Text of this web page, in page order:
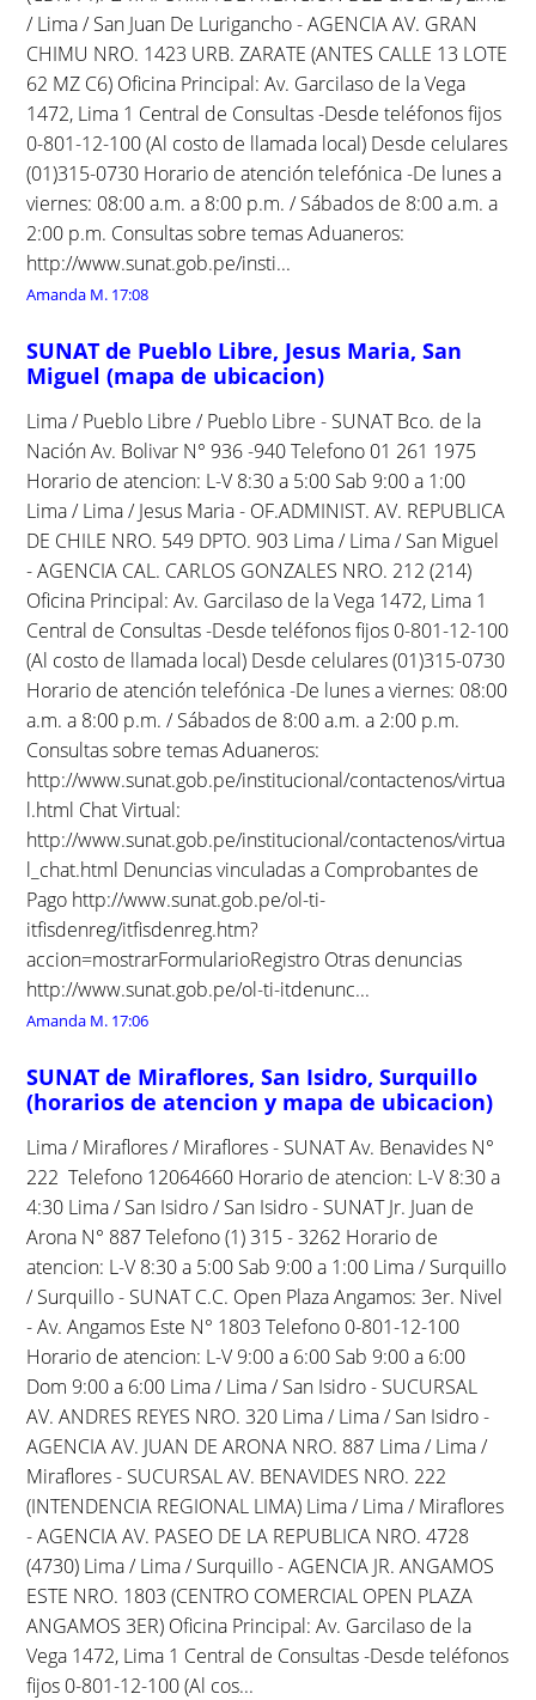
/ Lima / San Juan De Lurigancho - AGENCIA AV. GRAN
CHIMU NRO. 1423 URB. ZARATE (ANTES CALLE 13 LOTE
62 MZ C6) Oficina Principal: Av. Garcilaso de la Vega
1472, Lima 1 Central de Consultas -Desde teléfonos fijos
0-801-12-100 (Al costo de llamada local) Desde celulares
(01)315-0730 Horario de atención telefónica -De lunes a
viernes: 08:00 a.m. a 8:00 p.m. / Sábados de 8:00 a.m. a
2:00 p.m. Consultas sobre temas Aduaneros:
http://www.sunat.gob.pe/insti...
Amanda M. 17:08
SUNAT de Pueblo Libre, Jesus Maria, San
Miguel (mapa de ubicacion)
Lima / Pueblo Libre / Pueblo Libre - SUNAT Bco. de la
Nación Av. Bolivar N° 936 -940 Telefono 01 261 1975
Horario de atencion: L-V 8:30 a 5:00 Sab 9:00 a 1:00
Lima / Lima / Jesus Maria - OF.ADMINIST. AV. REPUBLICA
DE CHILE NRO. 549 DPTO. 903 Lima / Lima / San Miguel
- AGENCIA CAL. CARLOS GONZALES NRO. 212 (214)
Oficina Principal: Av. Garcilaso de la Vega 1472, Lima 1
Central de Consultas -Desde teléfonos fijos 0-801-12-100
(Al costo de llamada local) Desde celulares (01)315-0730
Horario de atención telefónica -De lunes a viernes: 08:00
a.m. a 8:00 p.m. / Sábados de 8:00 a.m. a 2:00 p.m.
Consultas sobre temas Aduaneros:
http://www.sunat.gob.pe/institucional/contactenos/virtua
l.html Chat Virtual:
http://www.sunat.gob.pe/institucional/contactenos/virtua
l_chat.html Denuncias vinculadas a Comprobantes de
Pago http://www.sunat.gob.pe/ol-ti-
itfisdenreg/itfisdenreg.htm?
accion=mostrarFormularioRegistro Otras denuncias
http://www.sunat.gob.pe/ol-ti-itdenunc...
Amanda M. 17:06
SUNAT de Miraflores, San Isidro, Surquillo
(horarios de atencion y mapa de ubicacion)
Lima / Miraflores / Miraflores - SUNAT Av. Benavides N°
222 Telefono 12064660 Horario de atencion: L-V 8:30 a
4:30 Lima / San Isidro / San Isidro - SUNAT Jr. Juan de
Arona N° 887 Telefono (1) 315 - 3262 Horario de
atencion: L-V 8:30 a 5:00 Sab 9:00 a 1:00 Lima / Surquillo
/ Surquillo - SUNAT C.C. Open Plaza Angamos: 3er. Nivel
- Av. Angamos Este N° 1803 Telefono 0-801-12-100
Horario de atencion: L-V 9:00 a 6:00 Sab 9:00 a 6:00
Dom 9:00 a 6:00 Lima / Lima / San Isidro - SUCURSAL
AV. ANDRES REYES NRO. 320 Lima / Lima / San Isidro -
AGENCIA AV. JUAN DE ARONA NRO. 887 Lima / Lima /
Miraflores - SUCURSAL AV. BENAVIDES NRO. 222
(INTENDENCIA REGIONAL LIMA) Lima / Lima / Miraflores
- AGENCIA AV. PASEO DE LA REPUBLICA NRO. 4728
(4730) Lima / Lima / Surquillo - AGENCIA JR. ANGAMOS
ESTE NRO. 1803 (CENTRO COMERCIAL OPEN PLAZA
ANGAMOS 3ER) Oficina Principal: Av. Garcilaso de la
Vega 1472, Lima 1 Central de Consultas -Desde teléfonos
fijos 0-801-12-100 (Al cos...